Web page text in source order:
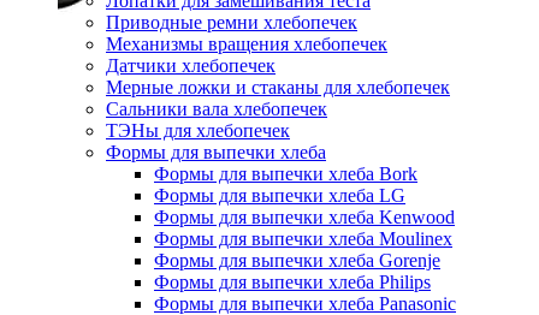
Приводные ремни хлебопечек
Механизмы вращения хлебопечек
Датчики хлебопечек
Мерные ложки и стаканы для хлебопечек
Сальники вала хлебопечек
ТЭНы для хлебопечек
Формы для выпечки хлеба
Формы для выпечки хлеба Bork
Формы для выпечки хлеба LG
Формы для выпечки хлеба Kenwood
Формы для выпечки хлеба Moulinex
Формы для выпечки хлеба Gorenje
Формы для выпечки хлеба Philips
Формы для выпечки хлеба Panasonic